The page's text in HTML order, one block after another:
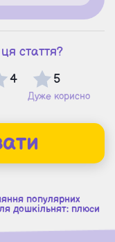
стаття?
4 5
Дуже корисно
популярних
дошкільнят: плюси